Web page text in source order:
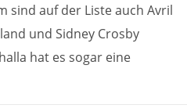
sind auf der Liste auch Avril
und Sidney Crosby
hat es sogar eine